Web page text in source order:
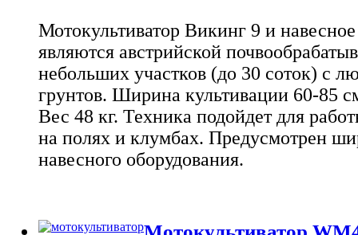
Мотокультиватор Викинг 9 и
являются австрийской
небольших участков (до 30 соток) с
грунтов. Ширина культивации 60-85
Вес 48 кг. Техника подойдет для
на полях и клумбах. Предусмотрен
навесного оборудования.